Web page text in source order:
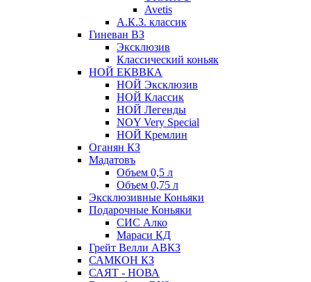
Avetis
А.К.З. классик
Гиневан ВЗ
Эксклюзив
Классический коньяк
НОЙ ЕКВВКА
НОЙ Эксклюзив
НОЙ Классик
НОЙ Легенды
NOY Very Speсial
НОЙ Кремлин
Оганян КЗ
Мадатовъ
Объем 0,5 л
Объем 0,75 л
Эксклюзивные Коньяки
Подарочные Коньяки
СИС Алко
Мараси КД
Грейт Велли АВКЗ
САМКОН КЗ
САЯТ - НОВА